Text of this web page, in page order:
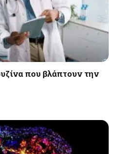
που βλάπτουν την